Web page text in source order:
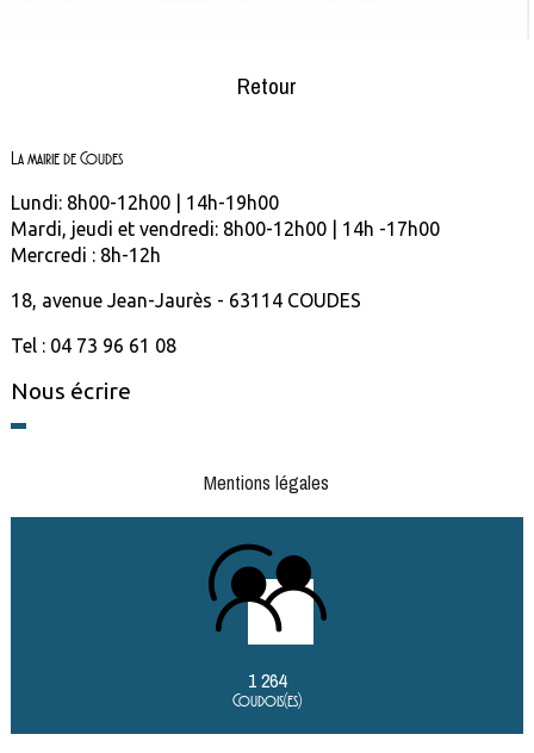
Retour
La mairie de Coudes
Lundi: 8h00-12h00 | 14h-19h00
Mardi, jeudi et vendredi: 8h00-12h00 | 14h -17h00
Mercredi : 8h-12h
18, avenue Jean-Jaurès - 63114 COUDES
Tel : 04 73 96 61 08
Nous écrire
Mentions légales
1 264
Coudois(es)